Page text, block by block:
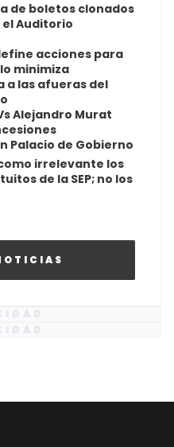
de boletos clonados
Auditorio
acciones para
minimiza
a las afueras del
Alejandro Murat
Palacio de Gobierno
irrelevante los
de la SEP; no los